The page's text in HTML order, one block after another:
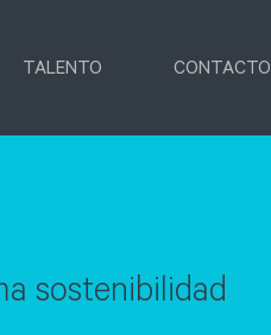
TALENTO CONTACTO
sostenibilidad